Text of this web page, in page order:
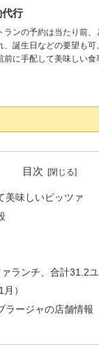
代行
ランの予約は当たり前
、誕生日などの要望も
に手配して美味しい食
目次
美味しいピッツァ
ランチ、合計31.2
）
ラージャの店舗情報